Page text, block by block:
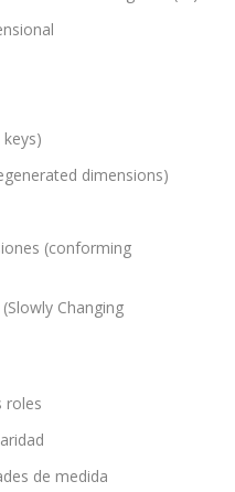
dimensions)
(conforming
Changing
roles
de medida